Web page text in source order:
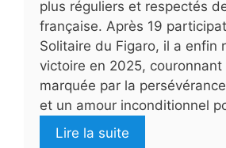
plus réguliers et respectés
française. Après 19
Solitaire du Figaro, il a enfin
victoire en 2025, couronnant
marquée par la
et un amour inconditionnel
Lire la suite